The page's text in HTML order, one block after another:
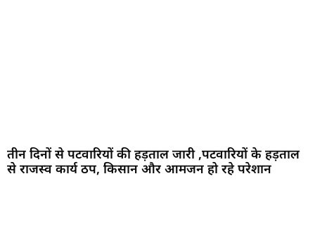
तीन दिनों से पटवारियों की हड़ताल जारी ,पटवारियों के हड़ताल
से राजस्व कार्य ठप, किसान और आमजन हो रहे परेशान